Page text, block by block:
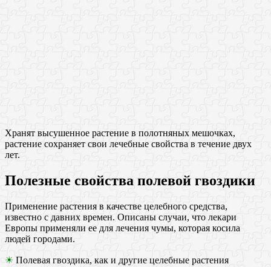
Хранят высушенное растение в полотняных мешочках,
растение сохраняет свои лечебные свойства в течение двух
лет.
Полезные свойства полевой гвоздики
Применение растения в качестве целебного средства,
известно с давних времен. Описаны случаи, что лекари
Европы применяли ее для лечения чумы, которая косила
людей городами.
☀ Полевая гвоздика, как и другие целебные растения